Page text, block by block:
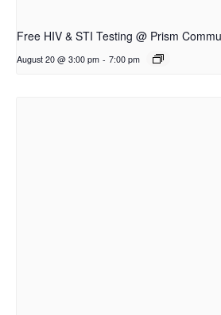
Free HIV & STI Testing @ Prism
August 20 @ 3:00 pm - 7:00 pm